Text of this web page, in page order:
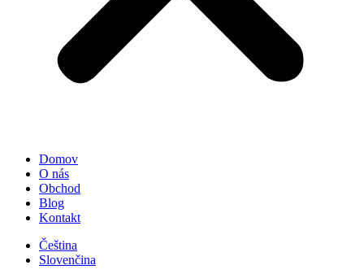
Domov
O nás
Obchod
Blog
Kontakt
Čeština
Slovenčina